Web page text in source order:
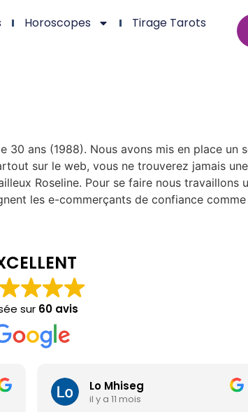
Horoscopes Tirage Tarots
ans (1988). Nous avons mis en place un
sur le web, vous ne trouverez jamais
Roseline. Pour se faire nous travaillons
les e-commerçants de confiance
sur 60 avis
Zazou Chollet
il y a 1 année